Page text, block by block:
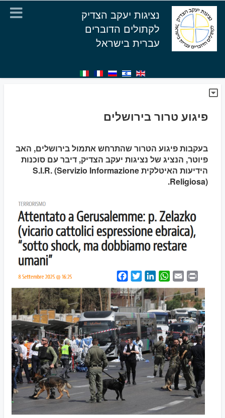
נציגות יעקב הצדיק
לקתולים הדוברים
עברית בישראל
פיגוע טרור בירושלים
בעקבות פיגוע הטרור שהתרחש אתמול בירושלים, האב
פיוטר, הנציג של נציגות יעקב הצדיק, דיבר עם סוכנות
הידיעות האיטלקית S.I.R. (Servizio Informazione
Religiosa).